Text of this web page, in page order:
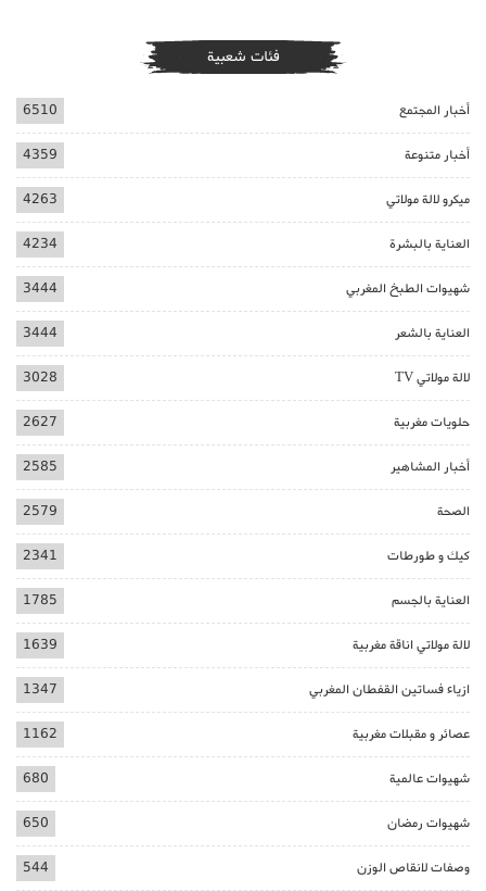
فئات شعبية
أخبار المجتمع 6510
أخبار متنوعة 4359
ميكرو لالة مولاتي 4263
العناية بالبشرة 4234
شهيوات الطبخ المغربي 3444
العناية بالشعر 3444
لالة مولاتي TV 3028
حلويات مغربية 2627
أخبار المشاهير 2585
الصحة 2579
كيك و طورطات 2341
العناية بالجسم 1785
لالة مولاتي اناقة مغربية 1639
ازياء فساتين القفطان المغربي 1347
عصائر و مقبلات مغربية 1162
شهيوات عالمية 680
شهيوات رمضان 650
وصفات لانقاص الوزن 544